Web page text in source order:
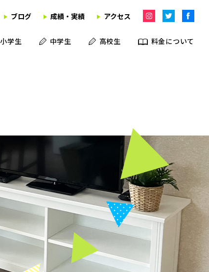
ブログ 成績・実績 アクセス
小学生
中学生 高校生 料金について